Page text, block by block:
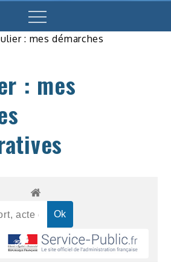
Menu
: mes démarches
: mes